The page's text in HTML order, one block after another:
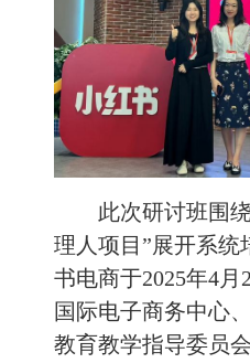
此次研讨班围
理人项目”展开系统
书电商于2025年4月
国际电子商务中心
教育教学指导委员